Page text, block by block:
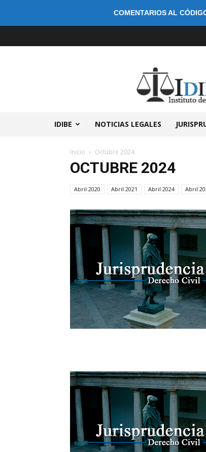
COMENTARIOS AL
IDIBE NOTICIAS LEGALES
Inicio Octubre 2024
OCTUBRE 2024
Abril 2020 Abril 2021 Abril 2024 Abril